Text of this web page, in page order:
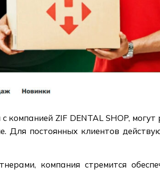
ZIF DENTAL SHOP, могут
Для постоянных клиентов
компания стремится